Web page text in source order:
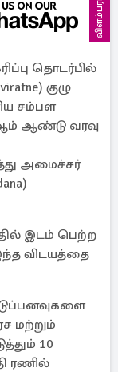
விளம்பரம்
தொடர்பில்
குழு
சம்பள
ஆண்டு வரவு
அமைச்சர்
இடம் பெற்ற
விடயத்தை
மற்றும்
10
ரணில்